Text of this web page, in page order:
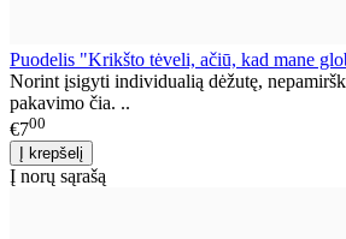
Puodelis "Krikšto tėveli, ačiū, kad mane
Norint įsigyti individualią dėžutę,
pakavimo čia. ..
€700
Į norų sąrašą